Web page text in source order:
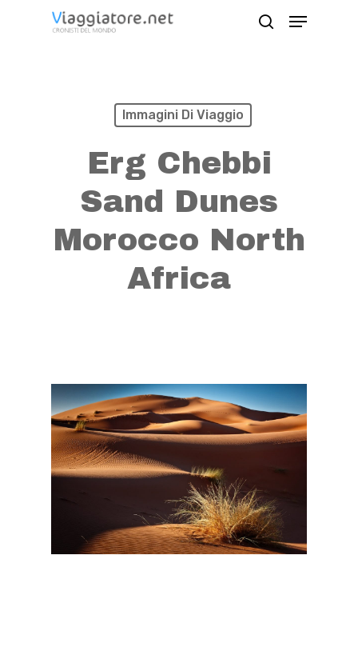
Menu
Immagini Di Viaggio
Erg Chebbi
Sand Dunes
Morocco North
Africa